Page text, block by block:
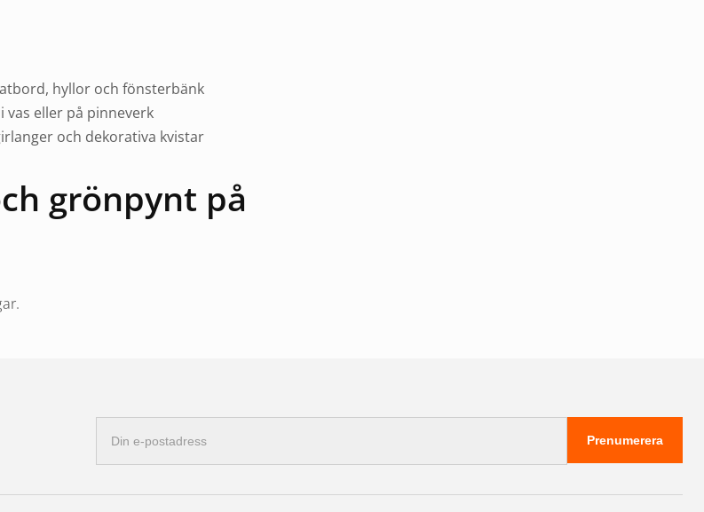
hyllor och fönsterbänk
vas eller på pinneverk
och dekorativa kvistar
grönpynt på
postadress
Prenumerera